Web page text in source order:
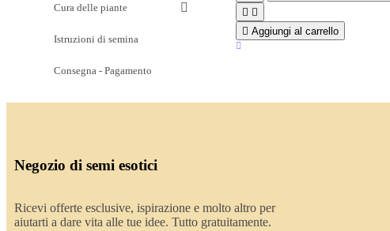
Cura delle piante
Istruzioni di semina
Consegna - Pagamento
 
 Aggiungi al carrello
Negozio di semi esotici
Ricevi offerte esclusive, ispirazione e molto altro per
aiutarti a dare vita alle tue idee. Tutto gratuitamente.